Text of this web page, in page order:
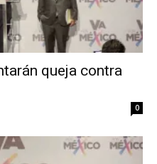
queja contra
0